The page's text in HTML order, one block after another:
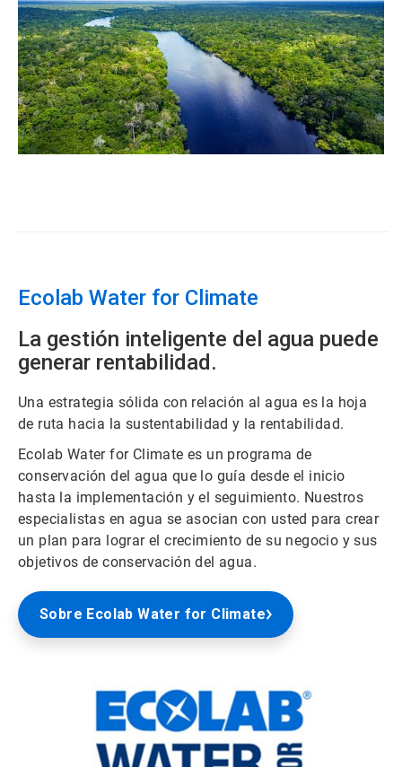
Ecolab Water for Climate
La gestión inteligente del agua puede
generar rentabilidad.
Una estrategia sólida con relación al agua es la hoja
de ruta hacia la sustentabilidad y la rentabilidad.
Ecolab Water for Climate es un programa de
conservación del agua que lo guía desde el inicio
hasta la implementación y el seguimiento. Nuestros
especialistas en agua se asocian con usted para crear
un plan para lograr el crecimiento de su negocio y sus
objetivos de conservación del agua.
Sobre Ecolab Water for Climate